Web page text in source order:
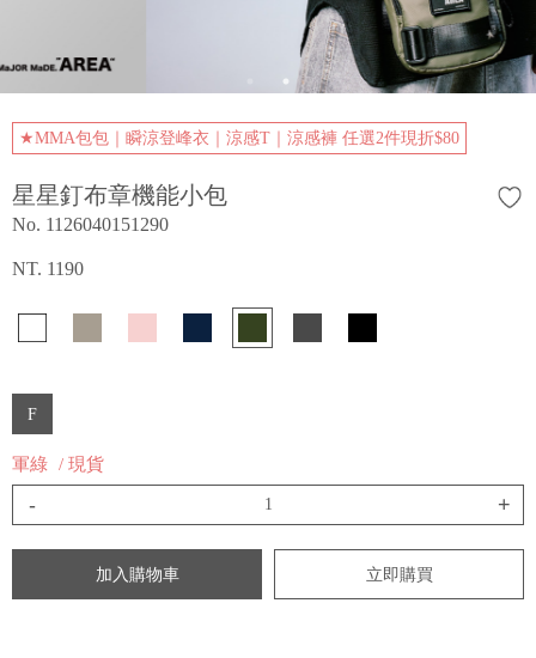
★MMA包包｜瞬涼登峰衣｜涼感T｜涼感褲 任選2件現折$80
星星釘布章機能小包
No. 1126040151290
NT. 1190
F
軍綠 / 現貨
- +
加入購物車 立即購買